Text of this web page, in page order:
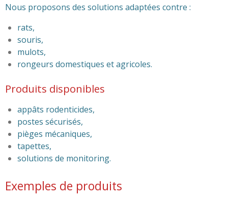
Nous proposons des solutions adaptées contre :
rats,
souris,
mulots,
rongeurs domestiques et agricoles.
Produits disponibles
appâts rodenticides,
postes sécurisés,
pièges mécaniques,
tapettes,
solutions de monitoring.
Exemples de produits